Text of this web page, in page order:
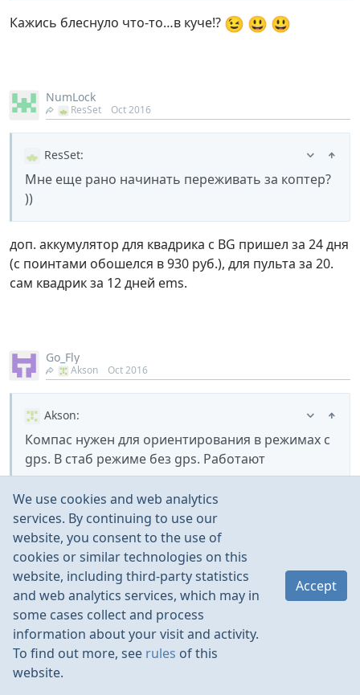
Кажись блеснуло что-то…в куче!? 😉 😃 😃
NumLock
ResSet Oct 2016
ResSet:
Мне еще рано начинать переживать за коптер?
))
доп. аккумулятор для квадрика с BG пришел за 24 дня
(с поинтами обошелся в 930 руб.), для пульта за 20.
сам квадрик за 12 дней ems.
Go_Fly
Akson Oct 2016
Akson:
Компас нужен для ориентирования в режимах с
gps. В стаб режиме без gps. Работают
гирокомпаса.
Вот соглашусь.
Потому, что во всех режимах направление по яву
держит. Компас все же нужен только в ГПС режиме.
для РТХ и фаловми.
Но датчик гироскопа по яву основан на магнитном
поле. Своего рода тоже компас (магнитометр).
В ГПС (для РТХ и ФалловМИ) компасом задаём
направление, а гироскоп его исполняет, сверяясь с
компасом всё время.
We use cookies and web analytics
services. By continuing to use our
website, you consent to the use of
cookies or similar technologies on this
website, including third-party statistics
and web analytics services, which may in
some cases collect and process
information about your visit and activity.
To find out more, see rules of this
website.
Accept